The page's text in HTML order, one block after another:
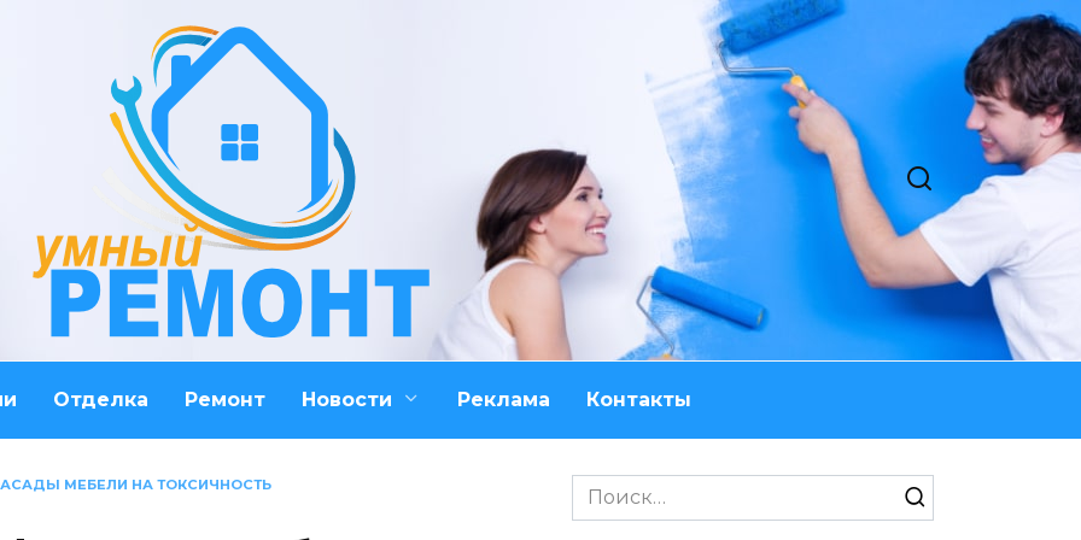
Отделка Ремонт Новости Реклама Контакты
МЕБЕЛИ НА ТОКСИЧНОСТЬ
Search
for: